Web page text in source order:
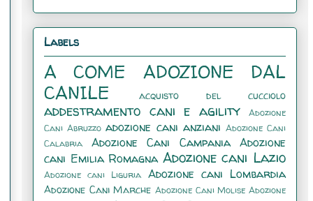
Labels
A COME ADOZIONE DAL
CANILE
acquisto del cucciolo
addestramento cani e agility
Adozione
Cani Abruzzo adozione cani anziani Adozione Cani
Calabria
Adozione Cani Campania
Adozione
cani Emilia Romagna Adozione cani Lazio
Adozione cani Liguria Adozione cani Lombardia
Adozione Cani Marche Adozione Cani Molise Adozione